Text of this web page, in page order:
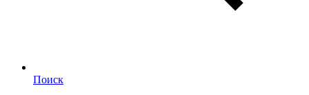
Поиск